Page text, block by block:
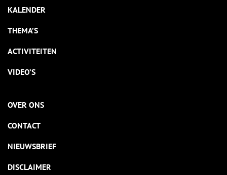
KALENDER
THEMA’S
ACTIVITEITEN
VIDEO’S
OVER ONS
CONTACT
NIEUWSBRIEF
DISCLAIMER